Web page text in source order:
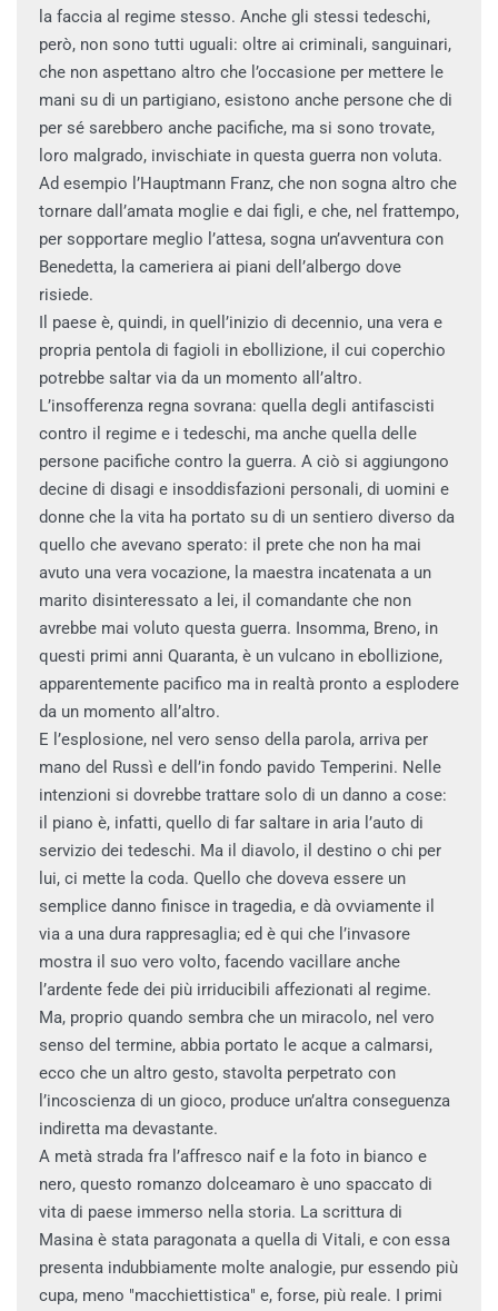
la faccia al regime stesso. Anche gli stessi tedeschi,
però, non sono tutti uguali: oltre ai criminali, sanguinari,
che non aspettano altro che l’occasione per mettere le
mani su di un partigiano, esistono anche persone che di
per sé sarebbero anche pacifiche, ma si sono trovate,
loro malgrado, invischiate in questa guerra non voluta.
Ad esempio l’Hauptmann Franz, che non sogna altro che
tornare dall’amata moglie e dai figli, e che, nel frattempo,
per sopportare meglio l’attesa, sogna un’avventura con
Benedetta, la cameriera ai piani dell’albergo dove
risiede.
Il paese è, quindi, in quell’inizio di decennio, una vera e
propria pentola di fagioli in ebollizione, il cui coperchio
potrebbe saltar via da un momento all’altro.
L’insofferenza regna sovrana: quella degli antifascisti
contro il regime e i tedeschi, ma anche quella delle
persone pacifiche contro la guerra. A ciò si aggiungono
decine di disagi e insoddisfazioni personali, di uomini e
donne che la vita ha portato su di un sentiero diverso da
quello che avevano sperato: il prete che non ha mai
avuto una vera vocazione, la maestra incatenata a un
marito disinteressato a lei, il comandante che non
avrebbe mai voluto questa guerra. Insomma, Breno, in
questi primi anni Quaranta, è un vulcano in ebollizione,
apparentemente pacifico ma in realtà pronto a esplodere
da un momento all’altro.
E l’esplosione, nel vero senso della parola, arriva per
mano del Russì e dell’in fondo pavido Temperini. Nelle
intenzioni si dovrebbe trattare solo di un danno a cose:
il piano è, infatti, quello di far saltare in aria l’auto di
servizio dei tedeschi. Ma il diavolo, il destino o chi per
lui, ci mette la coda. Quello che doveva essere un
semplice danno finisce in tragedia, e dà ovviamente il
via a una dura rappresaglia; ed è qui che l’invasore
mostra il suo vero volto, facendo vacillare anche
l’ardente fede dei più irriducibili affezionati al regime.
Ma, proprio quando sembra che un miracolo, nel vero
senso del termine, abbia portato le acque a calmarsi,
ecco che un altro gesto, stavolta perpetrato con
l’incoscienza di un gioco, produce un’altra conseguenza
indiretta ma devastante.
A metà strada fra l’affresco naif e la foto in bianco e
nero, questo romanzo dolceamaro è uno spaccato di
vita di paese immerso nella storia. La scrittura di
Masina è stata paragonata a quella di Vitali, e con essa
presenta indubbiamente molte analogie, pur essendo più
cupa, meno "macchiettistica" e, forse, più reale. I primi